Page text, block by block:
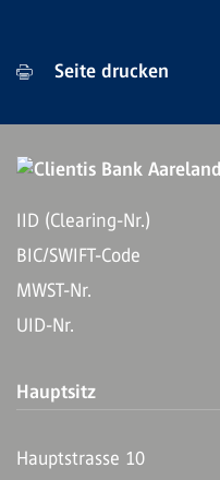
Seite drucken
IID (Clearing-Nr.)
BIC/SWIFT-Code
MWST-Nr.
UID-Nr.
Hauptsitz
Hauptstrasse 10